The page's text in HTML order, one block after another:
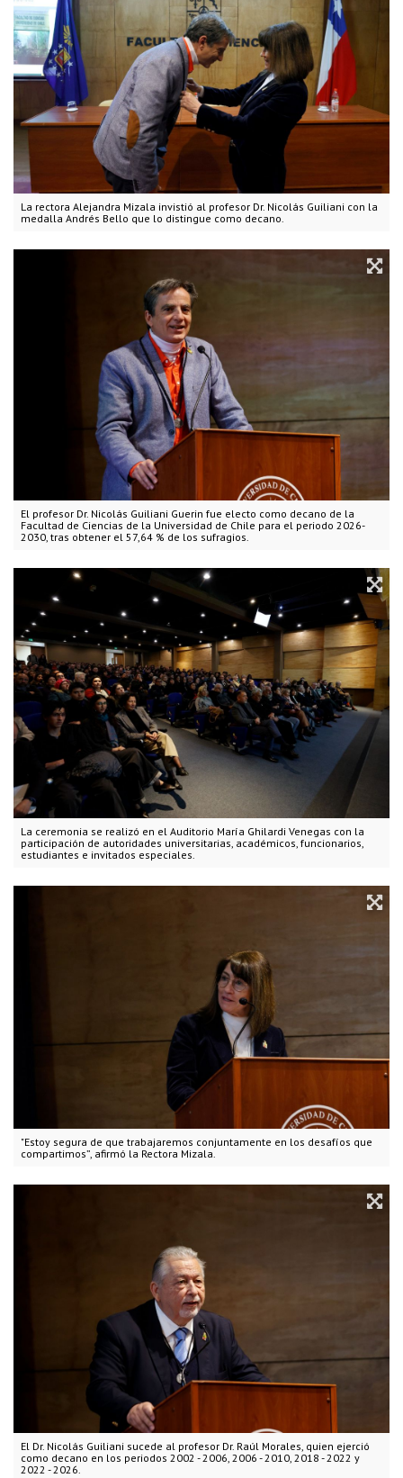
La rectora Alejandra Mizala invistió al profesor Dr. Nicolás Guiliani con la
medalla Andrés Bello que lo distingue como decano.
El profesor Dr. Nicolás Guiliani Guerin fue electo como decano de la
Facultad de Ciencias de la Universidad de Chile para el periodo 2026-
2030, tras obtener el 57,64 % de los sufragios.
La ceremonia se realizó en el Auditorio María Ghilardi Venegas con la
participación de autoridades universitarias, académicos, funcionarios,
estudiantes e invitados especiales.
"Estoy segura de que trabajaremos conjuntamente en los desafíos que
compartimos”, afirmó la Rectora Mizala.
El Dr. Nicolás Guiliani sucede al profesor Dr. Raúl Morales, quien ejerció
como decano en los periodos 2002 - 2006, 2006 - 2010, 2018 - 2022 y
2022 - 2026.